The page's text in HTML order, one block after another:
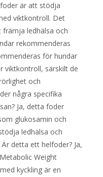
är att stödja
viktkontroll. Det
ledhälsa och
rekommenderas
för hundar
viktkontroll, särskilt de
och
några specifika
Ja, detta foder
glukosamin och
ledhälsa och
detta ett helfoder? Ja,
Weight
kyckling är en